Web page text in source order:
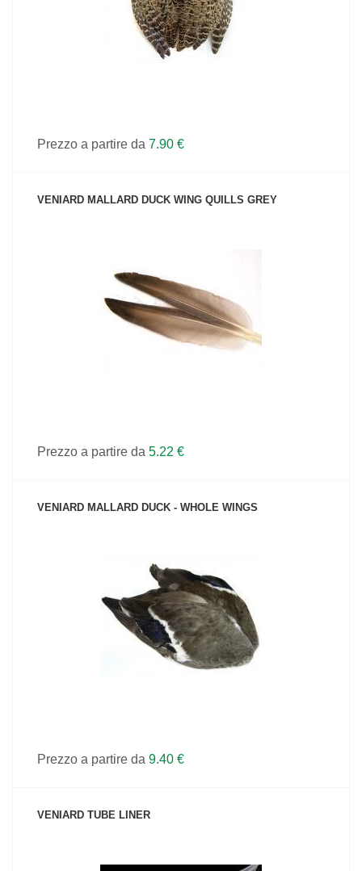
Prezzo a partire da 7.90 €
VENIARD MALLARD DUCK WING QUILLS GREY
VEDI IL PRODOTTO
Prezzo a partire da 5.22 €
VENIARD MALLARD DUCK - WHOLE WINGS
VEDI IL PRODOTTO
Prezzo a partire da 9.40 €
VENIARD TUBE LINER